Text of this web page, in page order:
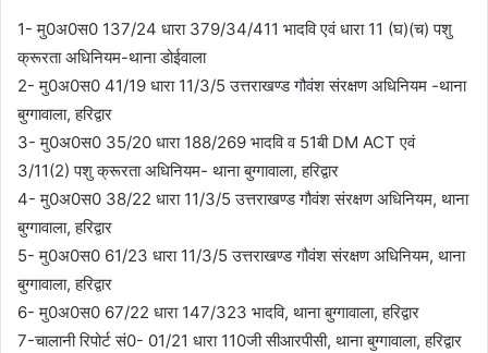
1- मु0अ0स0 137/24 धारा 379/34/411 भादवि एवं धारा 11 (घ)(च) पशु
क्रूरता अधिनियम-थाना डोईवाला
2- मु0अ0स0 41/19 धारा 11/3/5 उत्तराखण्ड गौवंश संरक्षण अधिनियम -थाना
बुग्गावाला, हरिद्वार
3- मु0अ0स0 35/20 धारा 188/269 भादवि व 51बी DM ACT एवं
3/11(2) पशु क्रूरता अधिनियम- थाना बुग्गावाला, हरिद्वार
4- मु0अ0स0 38/22 धारा 11/3/5 उत्तराखण्ड गौवंश संरक्षण अधिनियम, थाना
बुग्गावाला, हरिद्वार
5- मु0अ0स0 61/23 धारा 11/3/5 उत्तराखण्ड गौवंश संरक्षण अधिनियम, थाना
बुग्गावाला, हरिद्वार
6- मु0अ0स0 67/22 धारा 147/323 भादवि, थाना बुग्गावाला, हरिद्वार
7-चालानी रिपोर्ट सं0- 01/21 धारा 110जी सीआरपीसी, थाना बुग्गावाला, हरिद्वार